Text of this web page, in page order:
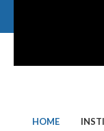
HOME